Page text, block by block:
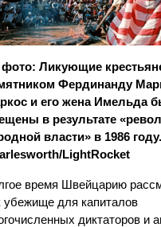
Ликующие
Фердинанду
и его жена Имельда
в результате
власти» в 1986
LightRocket
время Швейцарию
убежище для капиталов
диктаторов и